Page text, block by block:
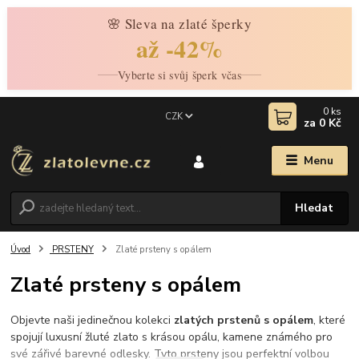
🌸 Sleva na zlaté šperky
až -42%
Vyberte si svůj šperk včas
Menu
CZK
Hledat
0 ks
za 0 Kč
Úvod PRSTENY Zlaté prsteny s opálem
Zlaté prsteny s opálem
Objevte naši jedinečnou kolekci zlatých prstenů s opálem, které
spojují luxusní žluté zlato s krásou opálu, kamene známého pro
své zářivé barevné odlesky. Tyto prsteny jsou perfektní volbou